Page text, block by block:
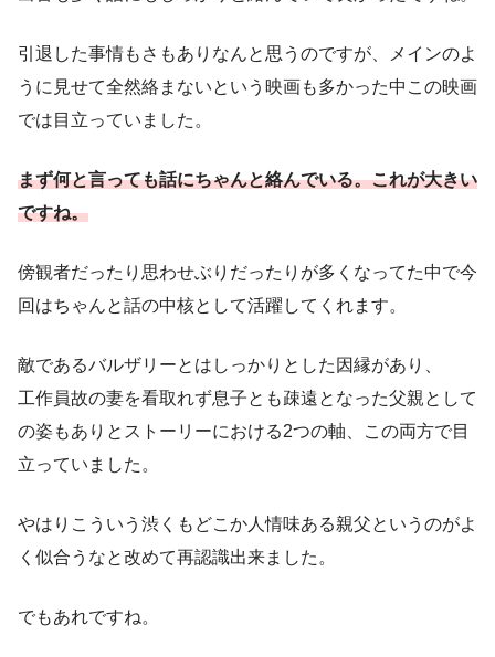
引退した事情もさもありなんと思うのですが、メインのよ
うに見せて全然絡まないという映画も多かった中この映画
では目立っていました。
まず何と言っても話にちゃんと絡んでいる。これが大きい
ですね。
傍観者だったり思わせぶりだったりが多くなってた中で今
回はちゃんと話の中核として活躍してくれます。
敵であるバルザリーとはしっかりとした因縁があり、
工作員故の妻を看取れず息子とも疎遠となった父親として
の姿もありとストーリーにおける2つの軸、この両方で目
立っていました。
やはりこういう渋くもどこか人情味ある親父というのがよ
く似合うなと改めて再認識出来ました。
でもあれですね。